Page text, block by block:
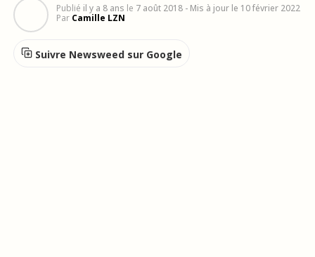
Publié il y a 8 ans le 7 août 2018 - Mis à jour le 10 février 2022
Par Camille LZN
Suivre Newsweed sur Google